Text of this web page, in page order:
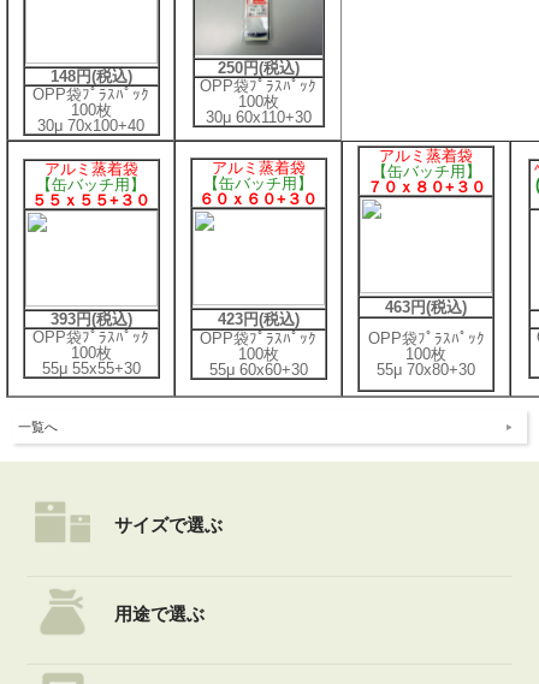
148円(税込)
OPP袋ﾌﾟﾗｽﾊﾟｯｸ
100枚
30μ 70x100+40
250円(税込)
OPP袋ﾌﾟﾗｽﾊﾟｯｸ
100枚
30μ 60x110+30
アルミ蒸着袋
【缶バッチ用】
５５ｘ５５+３０
393円(税込)
OPP袋ﾌﾟﾗｽﾊﾟｯｸ
100枚
55μ 55x55+30
アルミ蒸着袋
【缶バッチ用】
６０ｘ６０+３０
423円(税込)
OPP袋ﾌﾟﾗｽﾊﾟｯｸ
100枚
55μ 60x60+30
アルミ蒸着袋
【缶バッチ用】
７０ｘ８０+３０
463円(税込)
OPP袋ﾌﾟﾗｽﾊﾟｯｸ
100枚
55μ 70x80+30
一覧へ
サイズで選ぶ
用途で選ぶ